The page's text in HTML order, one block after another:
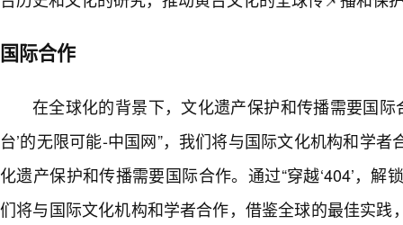
国际合作
在全球化的背景下，文化遗产保护和传播需要国际
台’的无限可能-中国网”，我们将与国际文化机构和学
化遗产保护和传播需要国际合作。通过“穿越‘404’，解
们将与国际文化机构和学者合作，借鉴全球的最佳实践